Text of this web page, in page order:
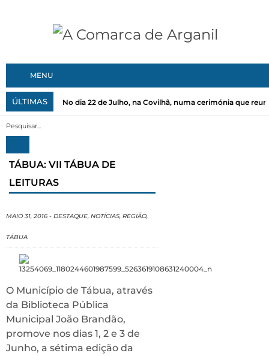
MENU
ÚLTIMAS No dia 22 de Julho, na Covilhã, numa cerimónia que
TÁBUA: VII TÁBUA DE
LEITURAS
MAIO 31, 2016 - DESTAQUE, NOTÍCIAS, REGIÃO,
TÁBUA
O Município de Tábua, através
da Biblioteca Pública
Municipal João Brandão,
promove nos dias 1, 2 e 3 de
Junho, a sétima edição da